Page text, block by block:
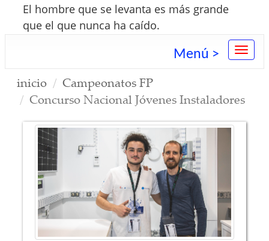
El hombre que se levanta es más grande
que el que nunca ha caído.
Menú >
inicio
Campeonatos FP
Concurso Nacional Jóvenes Instaladores